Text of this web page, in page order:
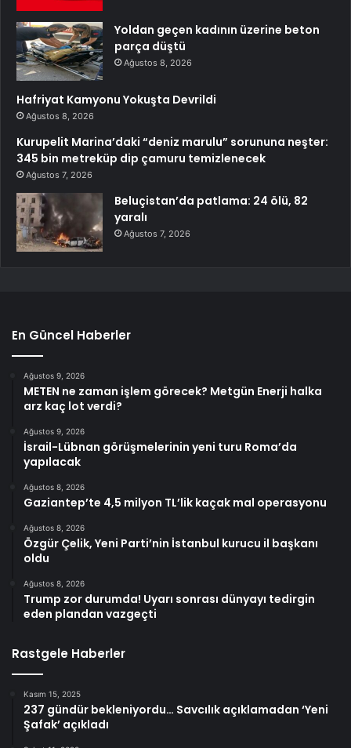
Yoldan geçen kadının üzerine beton
parça düştü
Ağustos 8, 2026
Hafriyat Kamyonu Yokuşta Devrildi
Ağustos 8, 2026
Kurupelit Marina’daki “deniz marulu” sorununa neşter:
345 bin metreküp dip çamuru temizlenecek
Ağustos 7, 2026
Beluçistan’da patlama: 24 ölü, 82
yaralı
Ağustos 7, 2026
En Güncel Haberler
Ağustos 9, 2026
METEN ne zaman işlem görecek? Metgün Enerji halka
arz kaç lot verdi?
Ağustos 9, 2026
İsrail-Lübnan görüşmelerinin yeni turu Roma’da
yapılacak
Ağustos 8, 2026
Gaziantep’te 4,5 milyon TL’lik kaçak mal operasyonu
Ağustos 8, 2026
Özgür Çelik, Yeni Parti’nin İstanbul kurucu il başkanı
oldu
Ağustos 8, 2026
Trump zor durumda! Uyarı sonrası dünyayı tedirgin
eden plandan vazgeçti
Rastgele Haberler
Kasım 15, 2025
237 gündür bekleniyordu… Savcılık açıklamadan ‘Yeni
Şafak’ açıkladı